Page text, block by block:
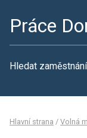
Práce
Hledat zaměstnání
Hlavní strana / Volná